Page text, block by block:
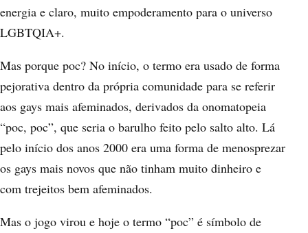
energia e claro, muito empoderamento para o universo
LGBTQIA+.
Mas porque poc? No início, o termo era usado de forma
pejorativa dentro da própria comunidade para se referir
aos gays mais afeminados, derivados da onomatopeia
“poc, poc”, que seria o barulho feito pelo salto alto. Lá
pelo início dos anos 2000 era uma forma de menosprezar
os gays mais novos que não tinham muito dinheiro e
com trejeitos bem afeminados.
Mas o jogo virou e hoje o termo “poc” é símbolo de